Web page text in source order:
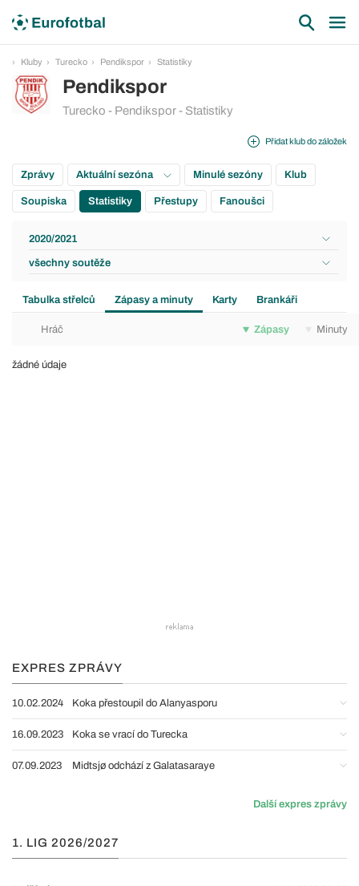
Kluby Turecko Pendikspor Statistiky
Pendikspor
Turecko - Pendikspor - Statistiky
Přidat klub do záložek
Zprávy Aktuální sezóna Minulé sezóny Klub
Soupiska Statistiky Přestupy Fanoušci
2020/2021
všechny soutěže
Tabulka střelců Zápasy a minuty Karty Brankáři
Hráč Zápasy Minuty
žádné údaje
EXPRES ZPRÁVY
10.02.2024 Koka přestoupil do Alanyasporu
16.09.2023 Koka se vrací do Turecka
07.09.2023 Midtsjø odchází z Galatasaraye
Další expres zprávy
1. LIG 2026/2027